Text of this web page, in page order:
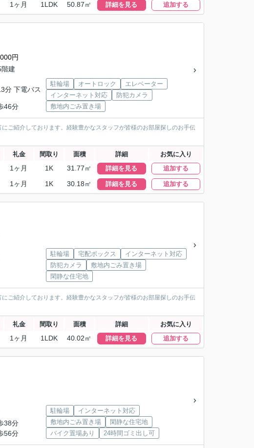
1ヶ月 1LDK 50.87㎡ 詳細を見る 追加する
円
建
分 下電バス
46分
駐輪場 オートロック
エレベーター
インターネット対応
防犯カメラ
敷地内ごみ置き場
ご紹介しております。経験豊かなスタッフが皆様のお部屋探しのお手伝
礼金 間取り 面積 詳細 お気に入り
1ヶ月 1K 31.77㎡ 詳細を見る 追加する
1ヶ月 1K 30.18㎡ 詳細を見る 追加する
駐輪場 宅配ボックス
インターネット対応
防犯カメラ
敷地内ごみ置き場
閑静な住宅地
ご紹介しております。経験豊かなスタッフが皆様のお部屋探しのお手伝
礼金 間取り 面積 詳細 お気に入り
1ヶ月 1LDK 40.02㎡ 詳細を見る 追加する
38分
56分
駐輪場
インターネット対応
敷地内ごみ置き場
閑静な住宅地
バイク置場あり
24時間ゴミ出し可